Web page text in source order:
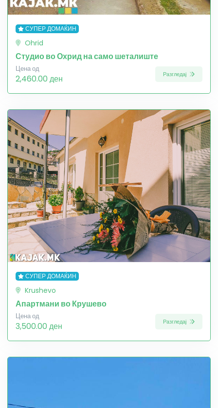
СУПЕР ДОМАЌИН
Ohrid
Студио во Охрид на само шеталиште
Цена од
2,460.00 ден Разгледај
СУПЕР ДОМАЌИН
Krushevo
Апартмани во Крушево
Цена од
3,500.00 ден Разгледај